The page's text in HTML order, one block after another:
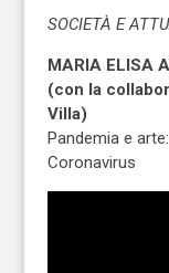
SOCIETÀ E
MARIA ELISA
(con la
Villa)
Pandemia e
Coronavirus